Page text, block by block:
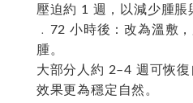
壓迫約 1 週，以減少腫脹
﹒72 小時後：改為溫敷
腫。
大部分人約 2–4 週可恢
效果更為穩定自然。